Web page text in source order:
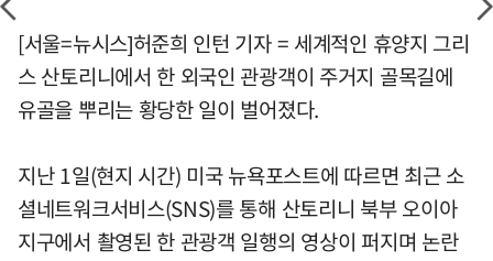
[서울=뉴시스]허준희 인턴 기자 = 세계적인 휴양지 그리
스 산토리니에서 한 외국인 관광객이 주거지 골목길에
유골을 뿌리는 황당한 일이 벌어졌다.
지난 1일(현지 시간) 미국 뉴욕포스트에 따르면 최근 소
셜네트워크서비스(SNS)를 통해 산토리니 북부 오이아
지구에서 촬영된 한 관광객 일행의 영상이 퍼지며 논란